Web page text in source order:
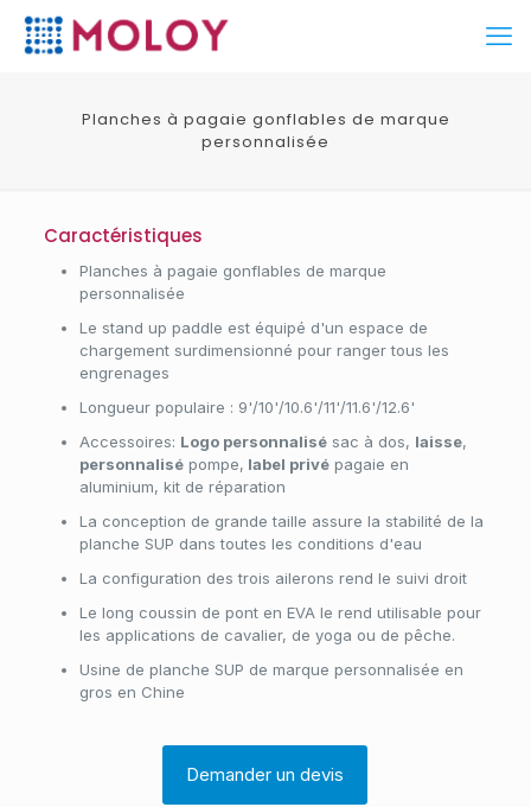
Planches à pagaie gonflables de marque
personnalisée
Caractéristiques
Planches à pagaie gonflables de marque
personnalisée
Le stand up paddle est équipé d'un espace de
chargement surdimensionné pour ranger tous les
engrenages
Longueur populaire : 9'/10'/10.6'/11'/11.6'/12.6'
Accessoires: Logo personnalisésac à dos, laisse,
personnalisépompe, label privépagaie en
aluminium, kit de réparation
La conception de grande taille assure la stabilité de la
planche SUP dans toutes les conditions d'eau
La configuration des trois ailerons rend le suivi droit
Le long coussin de pont en EVA le rend utilisable pour
les applications de cavalier, de yoga ou de pêche.
Usine de planche SUP de marque personnalisée en
gros en Chine
Demander un devis